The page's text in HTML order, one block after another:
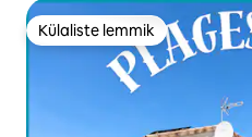
Külaliste lemmik
Külaliste lemmik